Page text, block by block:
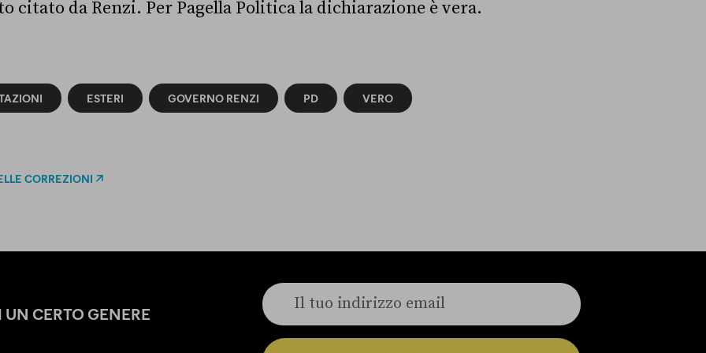
citato da Renzi. Per Pagella Politica la dichiarazione è vera.
ESTERI GOVERNO RENZI PD VERO
CORREZIONI
CERTO GENERE